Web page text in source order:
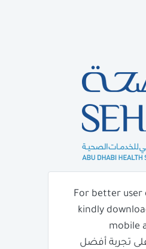
For better user
kindly
mobile
تجربة أفضل